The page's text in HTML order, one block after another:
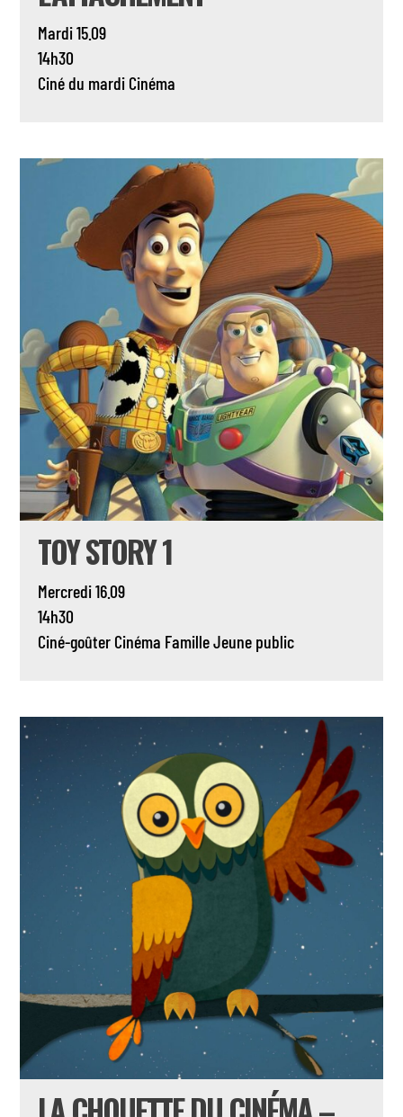
Mardi 15.09
14h30
Ciné du mardi Cinéma
TOY STORY 1
Mercredi 16.09
14h30
Ciné-goûter Cinéma FamilleJeune public